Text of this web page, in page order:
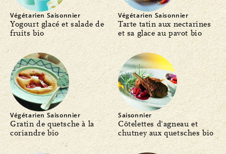
Végétarien Saisonnier
Yogourt glacé et salade de
fruits bio
Végétarien Saisonnier
Tarte tatin aux nectarines
et sa glace au pavot bio
Végétarien Saisonnier
Gratin de quetsche à la
coriandre bio
Saisonnier
Côtelettes d'agneau et
chutney aux quetsches bio